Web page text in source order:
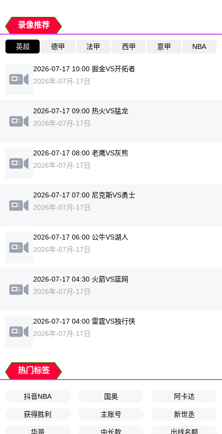
录像推荐
英超 德甲 法甲 西甲 意甲 NBA
2026-07-17 10:00 掘金VS开拓者
2026年-07月-17日
2026-07-17 09:00 热火VS猛龙
2026年-07月-17日
2026-07-17 08:00 老鹰VS灰熊
2026年-07月-17日
2026-07-17 07:00 尼克斯VS勇士
2026年-07月-17日
2026-07-17 06:00 公牛VS湖人
2026年-07月-17日
2026-07-17 04:30 火箭VS篮网
2026年-07月-17日
2026-07-17 04:00 雷霆VS独行侠
2026年-07月-17日
热门标签
抖音NBA 国奥 阿卡达
获得胜利 主账号 新世丞
华哥 中长款 出线名额